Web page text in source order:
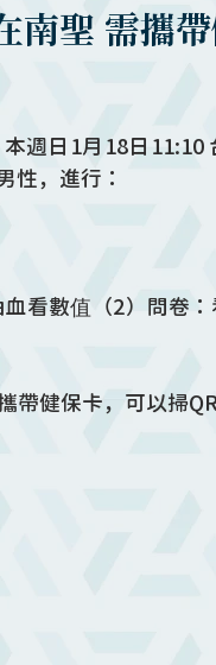
南聖 需攜
週日1月18日11:10
性，進行：
看數值（2）問卷
帶健保卡，可以掃